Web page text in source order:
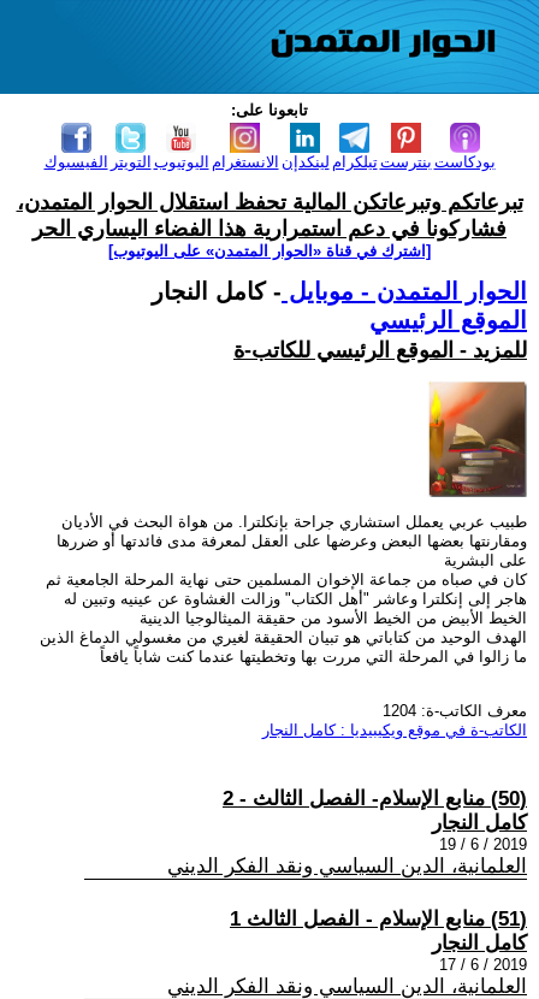
تابعونا على:
الفيسبوك التويتر اليوتيوب الانستغرام لينكدإن تيلكرامبنترست بودكاست
تبرعاتكم وتبرعاتكن المالية تحفظ استقلال الحوار المتمدن،
فشاركونا في دعم استمرارية هذا الفضاء اليساري الحر
[اشترك في قناة ‫«الحوار المتمدن» على اليوتيوب]
الحوار المتمدن - موبايل - كامل النجار
الموقع الرئيسي
للمزيد - الموقع الرئيسي للكاتب-ة
طبيب عربي يعملل استشاري جراحة بإنكلترا. من هواة البحث في الأديان
ومقارنتها بعضها البعض وعرضها على العقل لمعرفة مدى فائدتها أو ضررها
على البشرية
كان في صباه من جماعة الإخوان المسلمين حتى نهاية المرحلة الجامعية ثم
هاجر إلى إنكلترا وعاشر "أهل الكتاب" وزالت الغشاوة عن عينيه وتبين له
الخيط الأبيض من الخيط الأسود من حقيقة الميثالوجيا الدينية
الهدف الوحيد من كتاباتي هو تبيان الحقيقة لغيري من مغسولي الدماغ الذين
ما زالوا في المرحلة التي مررت بها وتخطيتها عندما كنت شاباً يافعاً
معرف الكاتب-ة: 1204
الكاتب-ة في موقع ويكيبيديا : كامل النجار
(50) منابع الإسلام- الفصل الثالث - 2
كامل النجار
2019 / 6 / 19
العلمانية، الدين السياسي ونقد الفكر الديني
(51) منابع الإسلام - الفصل الثالث 1
كامل النجار
2019 / 6 / 17
العلمانية، الدين السياسي ونقد الفكر الديني